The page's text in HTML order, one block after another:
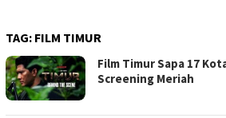
TAG: FILM TIMUR
Film Timur Sapa 17
Screening Meriah